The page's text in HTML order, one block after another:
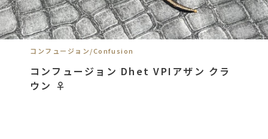
コンフュージョン/Confusion
コンフュージョン Dhet VPIアザン クラ
ウン ♀